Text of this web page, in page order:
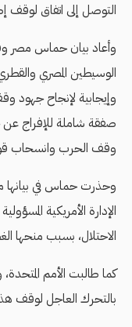
التوصل إلى اتفاق لوقف
وأعاد بيان حماس مصر
الوسيطين المصري
وإيجابية لإنجاح جهود
صفقة شاملة للإفراج
وقف الحرب وانسحاب
وحذرت حماس في
الإدارة الأمريكية
الاحتلال، بسبب منحها
كما طالبت الأمم
بالتحرك العاجل لوقف